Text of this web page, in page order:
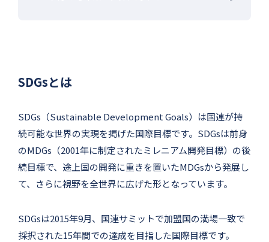
SDGsとは
SDGs（Sustainable Development Goals）は国連が持
続可能な世界の実現を掲げた国際目標です。SDGsは前身
のMDGs（2001年に制定されたミレニアム開発目標）の後
続目標で、途上国の開発に重きを置いたMDGsから発展し
て、さらに視野を全世界に広げた形となっています。
SDGsは2015年9月、国連サミットで加盟国の満場一致で
採択された15年間での達成を目指した国際目標です。